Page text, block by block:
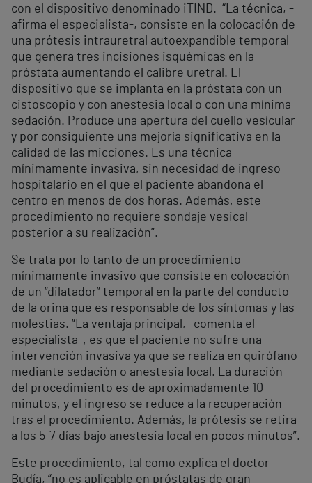
con el dispositivo denominado iTIND. “La técnica, -
afirma el especialista-, consiste en la colocación de
una prótesis intrauretral autoexpandible temporal
que genera tres incisiones isquémicas en la
próstata aumentando el calibre uretral. El
dispositivo que se implanta en la próstata con un
cistoscopio y con anestesia local o con una mínima
sedación. Produce una apertura del cuello vesícular
y por consiguiente una mejoría significativa en la
calidad de las micciones. Es una técnica
mínimamente invasiva, sin necesidad de ingreso
hospitalario en el que el paciente abandona el
centro en menos de dos horas. Además, este
procedimiento no requiere sondaje vesical
posterior a su realización”.
Se trata por lo tanto de un procedimiento
mínimamente invasivo que consiste en colocación
de un “dilatador” temporal en la parte del conducto
de la orina que es responsable de los síntomas y las
molestias. “La ventaja principal, -comenta el
especialista-, es que el paciente no sufre una
intervención invasiva ya que se realiza en quirófano
mediante sedación o anestesia local. La duración
del procedimiento es de aproximadamente 10
minutos, y el ingreso se reduce a la recuperación
tras el procedimiento. Además, la prótesis se retira
a los 5-7 días bajo anestesia local en pocos minutos”.
Este procedimiento, tal como explica el doctor
Budía, “no es aplicable en próstatas de gran